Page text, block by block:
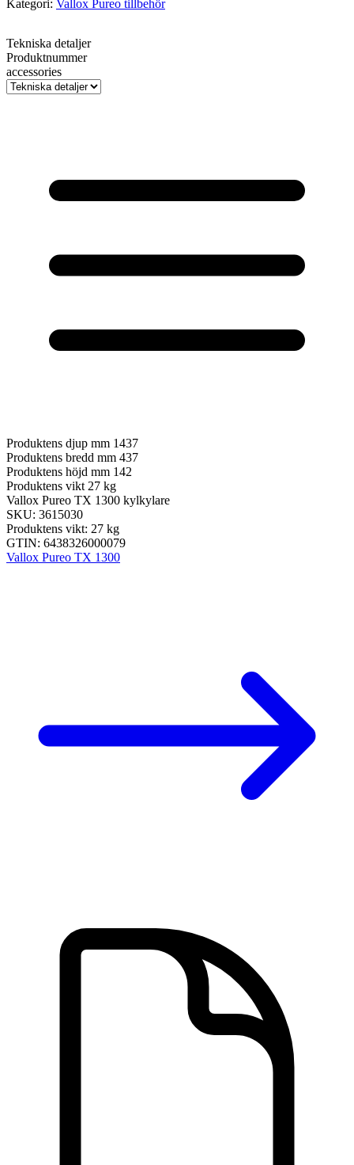
Kategori: Vallox Pureo tillbehör
Tekniska detaljer
Produktnummer
accessories
Produktens djup mm 1437
Produktens bredd mm 437
Produktens höjd mm 142
Produktens vikt 27 kg
Vallox Pureo TX 1300 kylkylare
SKU: 3615030
Produktens vikt: 27 kg
GTIN: 6438326000079
Vallox Pureo TX 1300